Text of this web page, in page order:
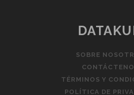
SOBRE
TÉRMINOS Y
POLÍTICA DE